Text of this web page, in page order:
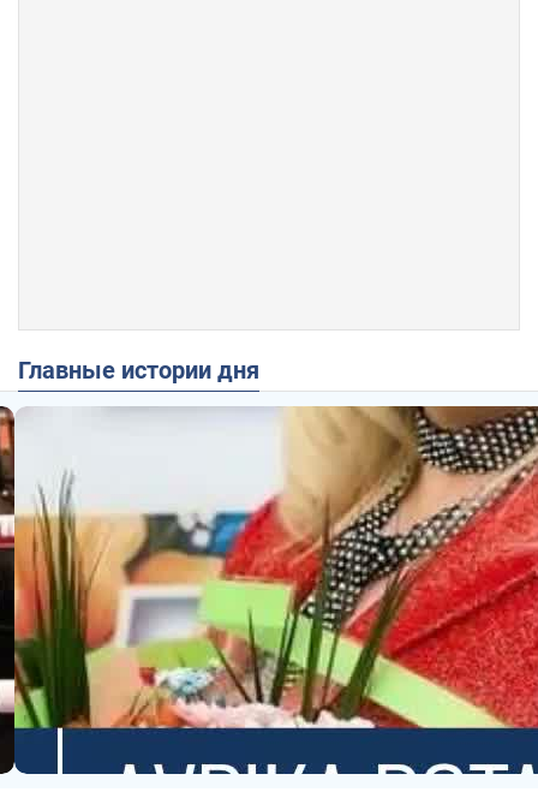
Главные истории дня